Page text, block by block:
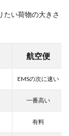
たい荷物の大きさ
航空便
EMSの次に速い
一番高い
有料